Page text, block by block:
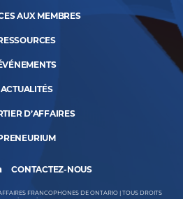
AUX MEMBRES
RESSOURCES
ÉVÉNEMENTS
ACTUALITÉS
D’AFFAIRES
PRENEURIUM
CONTACTEZ-NOUS
FRANCOPHONES DE ONTARIO | TOUS DROITS